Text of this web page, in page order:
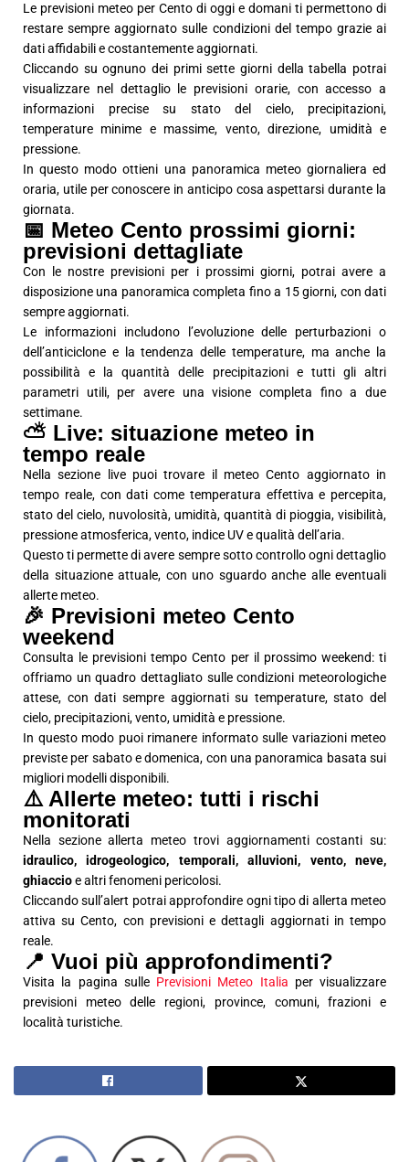
Le previsioni meteo per Cento di oggi e domani ti permettono di
restare sempre aggiornato sulle condizioni del tempo grazie ai
dati affidabili e costantemente aggiornati.
Cliccando su ognuno dei primi sette giorni della tabella potrai
visualizzare nel dettaglio le previsioni orarie, con accesso a
informazioni precise su stato del cielo, precipitazioni,
temperature minime e massime, vento, direzione, umidità e
pressione.
In questo modo ottieni una panoramica meteo giornaliera ed
oraria, utile per conoscere in anticipo cosa aspettarsi durante la
giornata.
📅 Meteo Cento prossimi giorni:
previsioni dettagliate
Con le nostre previsioni per i prossimi giorni, potrai avere a
disposizione una panoramica completa fino a 15 giorni, con dati
sempre aggiornati.
Le informazioni includono l’evoluzione delle perturbazioni o
dell’anticiclone e la tendenza delle temperature, ma anche la
possibilità e la quantità delle precipitazioni e tutti gli altri
parametri utili, per avere una visione completa fino a due
settimane.
⛅ Live: situazione meteo in
tempo reale
Nella sezione live puoi trovare il meteo Cento aggiornato in
tempo reale, con dati come temperatura effettiva e percepita,
stato del cielo, nuvolosità, umidità, quantità di pioggia, visibilità,
pressione atmosferica, vento, indice UV e qualità dell’aria.
Questo ti permette di avere sempre sotto controllo ogni dettaglio
della situazione attuale, con uno sguardo anche alle eventuali
allerte meteo.
🎉 Previsioni meteo Cento
weekend
Consulta le previsioni tempo Cento per il prossimo weekend: ti
offriamo un quadro dettagliato sulle condizioni meteorologiche
attese, con dati sempre aggiornati su temperature, stato del
cielo, precipitazioni, vento, umidità e pressione.
In questo modo puoi rimanere informato sulle variazioni meteo
previste per sabato e domenica, con una panoramica basata sui
migliori modelli disponibili.
⚠️ Allerte meteo: tutti i rischi
monitorati
Nella sezione allerta meteo trovi aggiornamenti costanti su:
idraulico, idrogeologico, temporali, alluvioni, vento, neve,
ghiaccioe altri fenomeni pericolosi.
Cliccando sull’alert potrai approfondire ogni tipo di allerta meteo
attiva su Cento, con previsioni e dettagli aggiornati in tempo
reale.
📍 Vuoi più approfondimenti?
Visita la pagina sulle Previsioni Meteo Italia per visualizzare
previsioni meteo delle regioni, province, comuni, frazioni e
località turistiche.